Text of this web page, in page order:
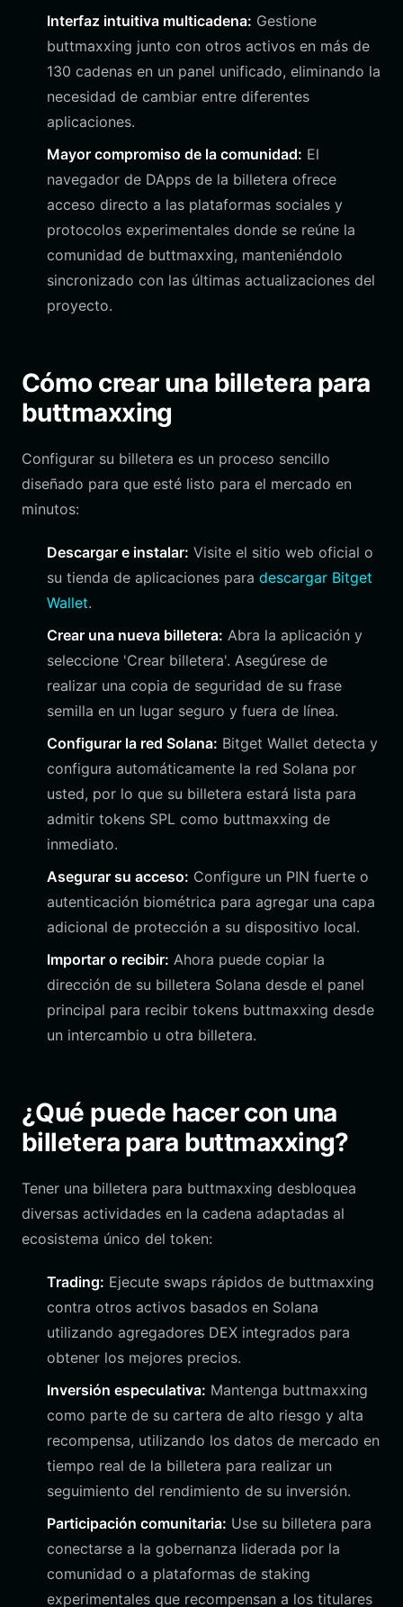
Interfaz intuitiva multicadena: Gestione
buttmaxxing junto con otros activos en más de
130 cadenas en un panel unificado, eliminando la
necesidad de cambiar entre diferentes
aplicaciones.
Mayor compromiso de la comunidad: El
navegador de DApps de la billetera ofrece
acceso directo a las plataformas sociales y
protocolos experimentales donde se reúne la
comunidad de buttmaxxing, manteniéndolo
sincronizado con las últimas actualizaciones del
proyecto.
Cómo crear una billetera para
buttmaxxing
Configurar su billetera es un proceso sencillo
diseñado para que esté listo para el mercado en
minutos:
Descargar e instalar: Visite el sitio web oficial o
su tienda de aplicaciones para descargar Bitget
Wallet.
Crear una nueva billetera: Abra la aplicación y
seleccione 'Crear billetera'. Asegúrese de
realizar una copia de seguridad de su frase
semilla en un lugar seguro y fuera de línea.
Configurar la red Solana: Bitget Wallet detecta y
configura automáticamente la red Solana por
usted, por lo que su billetera estará lista para
admitir tokens SPL como buttmaxxing de
inmediato.
Asegurar su acceso: Configure un PIN fuerte o
autenticación biométrica para agregar una capa
adicional de protección a su dispositivo local.
Importar o recibir: Ahora puede copiar la
dirección de su billetera Solana desde el panel
principal para recibir tokens buttmaxxing desde
un intercambio u otra billetera.
¿Qué puede hacer con una
billetera para buttmaxxing?
Tener una billetera para buttmaxxing desbloquea
diversas actividades en la cadena adaptadas al
ecosistema único del token:
Trading: Ejecute swaps rápidos de buttmaxxing
contra otros activos basados en Solana
utilizando agregadores DEX integrados para
obtener los mejores precios.
Inversión especulativa: Mantenga buttmaxxing
como parte de su cartera de alto riesgo y alta
recompensa, utilizando los datos de mercado en
tiempo real de la billetera para realizar un
seguimiento del rendimiento de su inversión.
Participación comunitaria: Use su billetera para
conectarse a la gobernanza liderada por la
comunidad o a plataformas de staking
experimentales que recompensan a los titulares